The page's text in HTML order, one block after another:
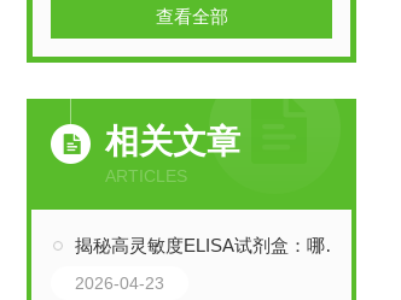
查看全部
相关文章
ARTICLES
揭秘高灵敏度ELISA试剂盒：哪些行业，正靠它突破检测瓶颈？
2026-04-23